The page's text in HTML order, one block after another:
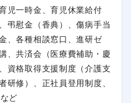
児一時金、育児休業給付
弔慰金（香典）、傷病手当
、各種相談窓口、進研ゼ
、共済会（医療費補助・慶
資格取得支援制度（介護支
研修）、正社員登用制度、
ど